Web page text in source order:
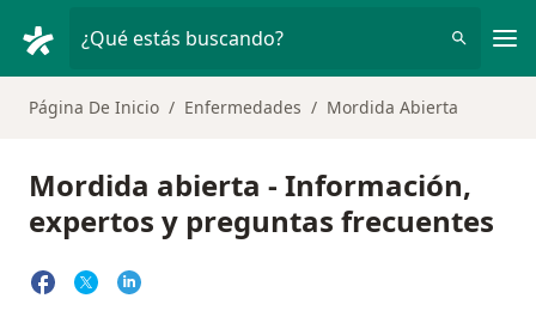
¿Qué estás buscando?
Página De Inicio Enfermedades Mordida Abierta
Mordida abierta - Información,
expertos y preguntas frecuentes